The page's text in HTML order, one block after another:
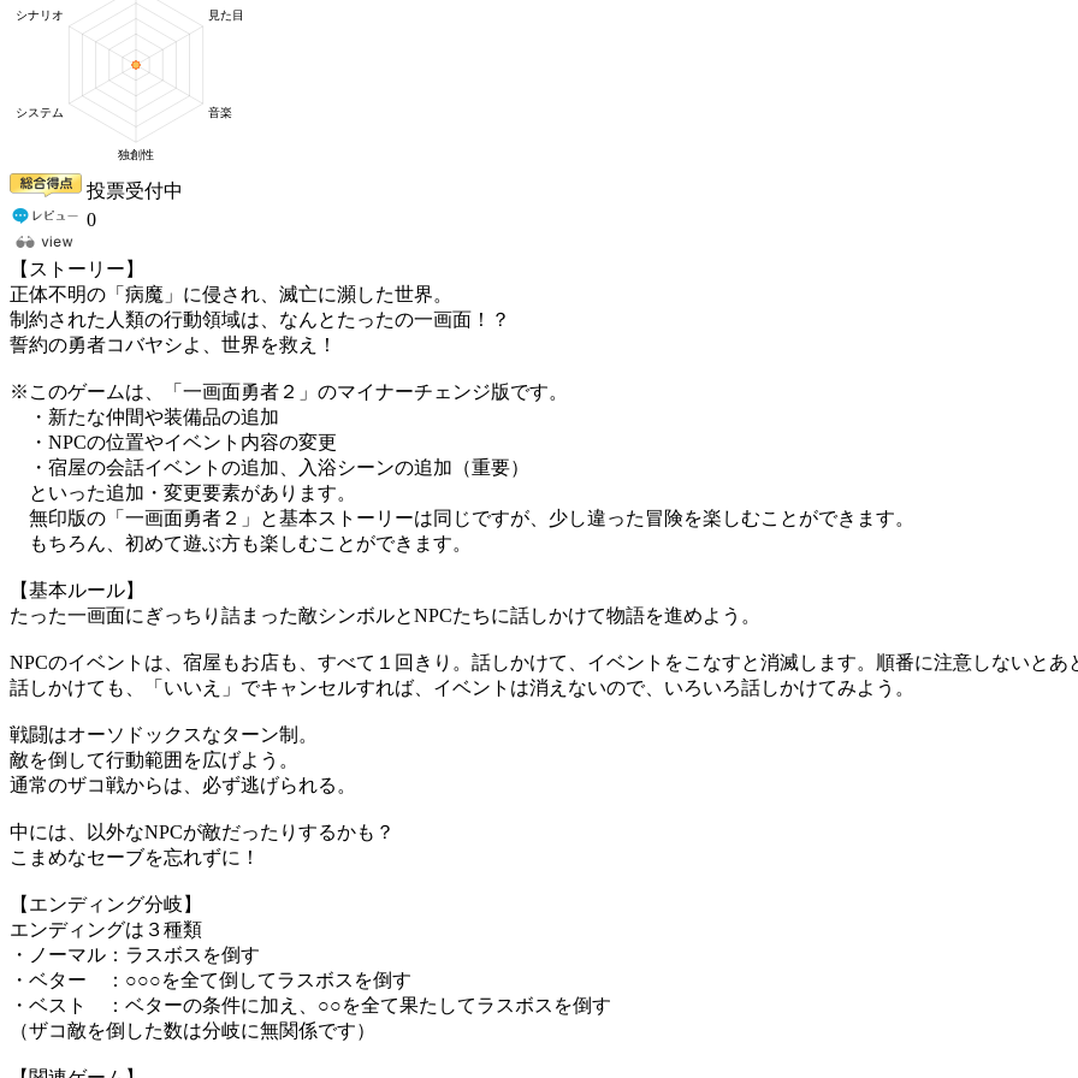
投票受付中
0
【ストーリー】
正体不明の「病魔」に侵され、滅亡に瀕した世界。
制約された人類の行動領域は、なんとたったの一画面！？
誓約の勇者コバヤシよ、世界を救え！
※このゲームは、「一画面勇者２」のマイナーチェンジ版です。
・新たな仲間や装備品の追加
・NPCの位置やイベント内容の変更
・宿屋の会話イベントの追加、入浴シーンの追加（重要）
といった追加・変更要素があります。
無印版の「一画面勇者２」と基本ストーリーは同じですが、少し違った冒険を楽しむことができます。
もちろん、初めて遊ぶ方も楽しむことができます。
【基本ルール】
たった一画面にぎっちり詰まった敵シンボルとNPCたちに話しかけて物語を進めよう。
NPCのイベントは、宿屋もお店も、すべて１回きり。話しかけて、イベントをこなすと消滅します。順番に注意しないとあ
話しかけても、「いいえ」でキャンセルすれば、イベントは消えないので、いろいろ話しかけてみよう。
戦闘はオーソドックスなターン制。
敵を倒して行動範囲を広げよう。
通常のザコ戦からは、必ず逃げられる。
中には、以外なNPCが敵だったりするかも？
こまめなセーブを忘れずに！
【エンディング分岐】
エンディングは３種類
・ノーマル：ラスボスを倒す
・ベター ：○○○を全て倒してラスボスを倒す
・ベスト ：ベターの条件に加え、○○を全て果たしてラスボスを倒す
（ザコ敵を倒した数は分岐に無関係です）